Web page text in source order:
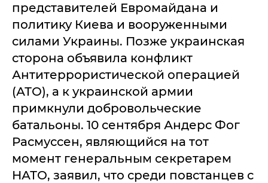
представителей Евромайдана и
политику Киева и вооруженными
силами Украины. Позже украинская
сторона объявила конфликт
Антитеррористической операцией
(АТО), а к украинской армии
примкнули добровольческие
батальоны. 10 сентября Андерс Фог
Расмуссен, являющийся на тот
момент генеральным секретарем
НАТО, заявил, что среди повстанцев с